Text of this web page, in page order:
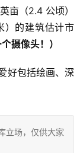
亩（2.4 公顷）
）的建筑估计市
摄像头！）
好包括绘画、深
立场，仅供大家